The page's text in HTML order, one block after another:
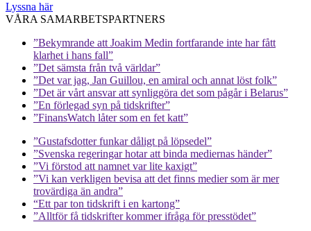
Lyssna här
VÅRA SAMARBETSPARTNERS
”Bekymrande att Joakim Medin fortfarande inte har fått
klarhet i hans fall”
”Det sämsta från två världar”
”Det var jag, Jan Guillou, en amiral och annat löst folk”
”Det är vårt ansvar att synliggöra det som pågår i Belarus”
”En förlegad syn på tidskrifter”
”FinansWatch låter som en fet katt”
”Gustafsdotter funkar dåligt på löpsedel”
”Svenska regeringar hotar att binda mediernas händer”
”Vi förstod att namnet var lite kaxigt”
”Vi kan verkligen bevisa att det finns medier som är mer
trovärdiga än andra”
“Ett par ton tidskrift i en kartong”
”Alltför få tidskrifter kommer ifråga för presstödet”